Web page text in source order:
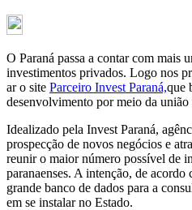
O Paraná passa a contar com mais
investimentos privados. Logo nos
ar o site Parceiro Invest Paraná,que
desenvolvimento por meio da
Idealizado pela Invest Paraná,
prospecção de novos negócios e
reunir o maior número possível de
paranaenses. A intenção, de
grande banco de dados para a
em se instalar no Estado.